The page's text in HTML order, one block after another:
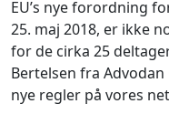
EU’s nye forordning
25. maj 2018, er ikke
for de cirka 25
Bertelsen fra
nye regler på vores